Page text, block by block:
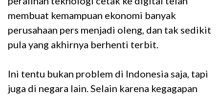
membuat kemampuan ekonomi banyak
perusahaan pers menjadi oleng, dan tak sedikit
pula yang akhirnya berhenti terbit.
Ini tentu bukan problem di Indonesia saja, tapi
juga di negara lain. Selain karena kegagapan